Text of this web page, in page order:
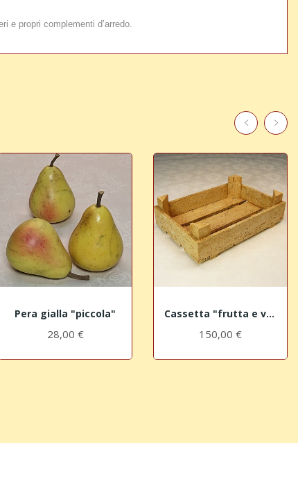
e propri complementi d’arredo.
Pera gialla "piccola"
28,00 €
Cassetta "frutta e verdura" in Travertino...
150,00 €